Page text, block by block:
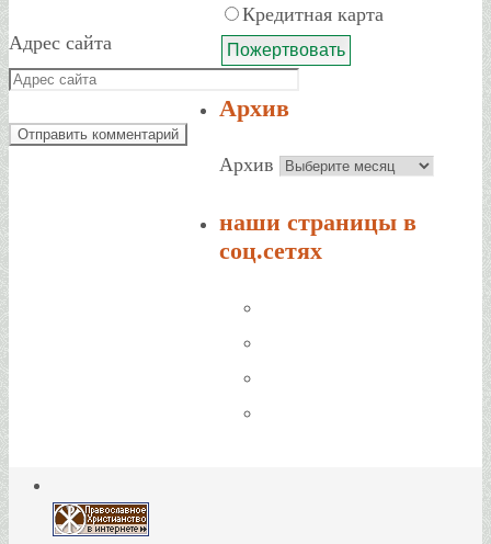
Адрес сайта
Кредитная карта
Архив
Архив
наши страницы в
соц.сетях